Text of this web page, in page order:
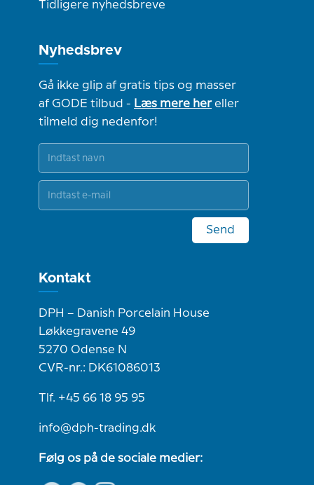
Tidligere nyhedsbreve
Nyhedsbrev
Gå ikke glip af gratis tips og masser
af GODE tilbud - Læs mere hereller
tilmeld dig nedenfor!
Send
Kontakt
DPH – Danish Porcelain House
Løkkegravene 49
5270 Odense N
CVR-nr.: DK61086013
Tlf. +45 66 18 95 95
info@dph-trading.dk
Følg os på de sociale medier: